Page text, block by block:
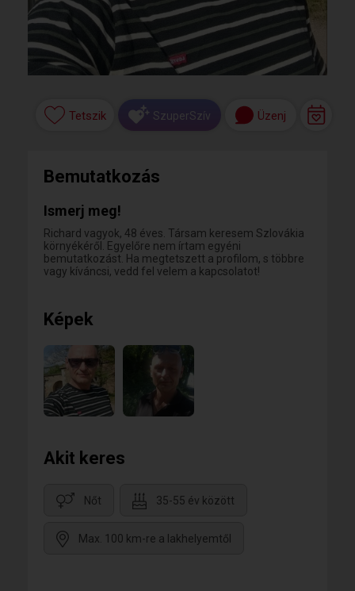
Tetszik SzuperSzív Üzenj
Bemutatkozás
Ismerj meg!
Richard vagyok, 48 éves. Társam keresem Szlovákia
környékéről. Egyelőre nem írtam egyéni
bemutatkozást. Ha megtetszett a profilom, s többre
vagy kíváncsi, vedd fel velem a kapcsolatot!
Képek
Akit keres
Nőt 35-55 év között
Max. 100 km-re a lakhelyemtől